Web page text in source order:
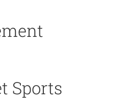
Sports